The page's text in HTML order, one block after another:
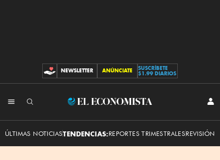
CONTRIBUCIONES
NEWSLETTER ANÚNCIATE
SUSCRÍBETE
$1.99 DIARIOS
El
ÚLTIMAS NOTICIASTENDENCIAS:REPORTES TRIMESTRALESREVISIÓN